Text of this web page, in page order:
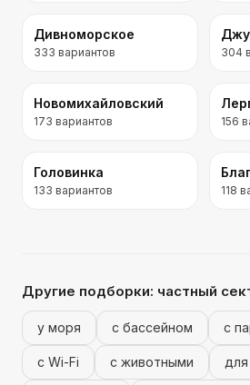
Дивноморское
333 вариантов 304
Новомихайловский
173 вариантов 156
Головинка
133 вариантов 118
Другие подборки: частный
у моря с бассейном с
с Wi-Fi с животными